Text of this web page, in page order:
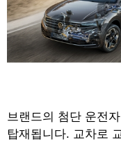
브랜드의 첨단 운전
탑재됩니다. 교차로